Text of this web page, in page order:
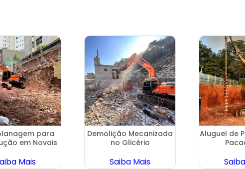
para
em Novais
Mais
Demolição Mecanizada
no Glicério
Saiba Mais
Aluguel de